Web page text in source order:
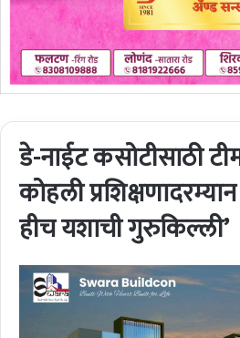
डे-नाईट कसोटीसाठी
कोहली
हीच यशाची गुरुकिल्ली’